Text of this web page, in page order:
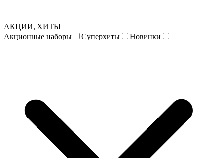
АКЦИИ, ХИТЫ
Акционные наборы
Суперхиты Новинки